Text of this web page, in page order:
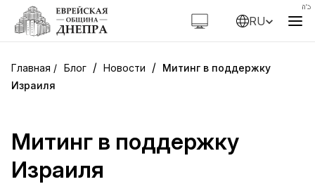
RU
Блог / Новости / Митинг в поддержку
Израиля
Митинг в поддержку
Израиля